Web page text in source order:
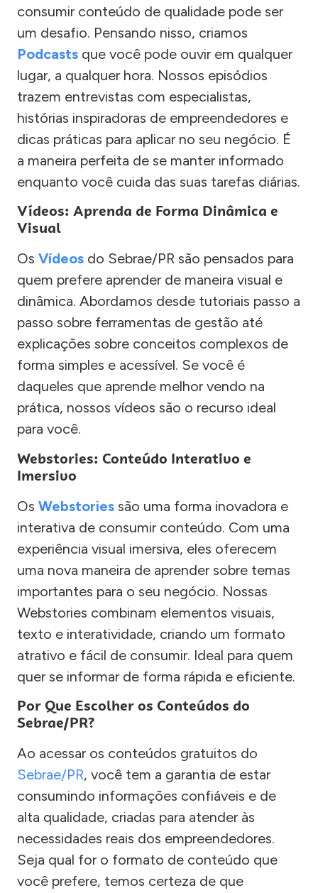
consumir conteúdo de qualidade pode ser
um desafio. Pensando nisso, criamos
Podcasts que você pode ouvir em qualquer
lugar, a qualquer hora. Nossos episódios
trazem entrevistas com especialistas,
histórias inspiradoras de empreendedores e
dicas práticas para aplicar no seu negócio. É
a maneira perfeita de se manter informado
enquanto você cuida das suas tarefas diárias.
Vídeos: Aprenda de Forma Dinâmica e
Visual
Os Vídeos do Sebrae/PR são pensados para
quem prefere aprender de maneira visual e
dinâmica. Abordamos desde tutoriais passo a
passo sobre ferramentas de gestão até
explicações sobre conceitos complexos de
forma simples e acessível. Se você é
daqueles que aprende melhor vendo na
prática, nossos vídeos são o recurso ideal
para você.
Webstories: Conteúdo Interativo e
Imersivo
Os Webstories são uma forma inovadora e
interativa de consumir conteúdo. Com uma
experiência visual imersiva, eles oferecem
uma nova maneira de aprender sobre temas
importantes para o seu negócio. Nossas
Webstories combinam elementos visuais,
texto e interatividade, criando um formato
atrativo e fácil de consumir. Ideal para quem
quer se informar de forma rápida e eficiente.
Por Que Escolher os Conteúdos do
Sebrae/PR?
Ao acessar os conteúdos gratuitos do
Sebrae/PR, você tem a garantia de estar
consumindo informações confiáveis e de
alta qualidade, criadas para atender às
necessidades reais dos empreendedores.
Seja qual for o formato de conteúdo que
você prefere, temos certeza de que